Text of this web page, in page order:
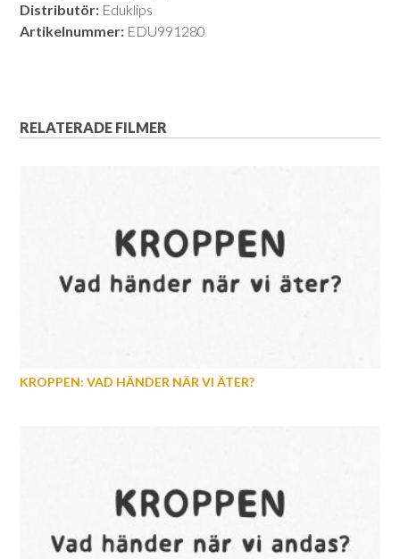
Distributör: Eduklips
Artikelnummer: EDU991280
RELATERADE FILMER
KROPPEN: VAD HÄNDER NÄR VI ÄTER?